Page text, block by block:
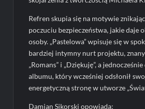
Refren skupia się na motywie
poczuciu bezpieczeństwa, jakie daje
osoby. „Pastelowa” wpisuje się w
bardziej intymny nurt projektu,
„Romans” i „Dziękuję”, a
albumu, który wcześniej odsłonił
energetyczną stronę w utworze
Damian Sikorski opowiada: